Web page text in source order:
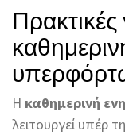
Η καθημερινή
λειτουργεί υπέρ